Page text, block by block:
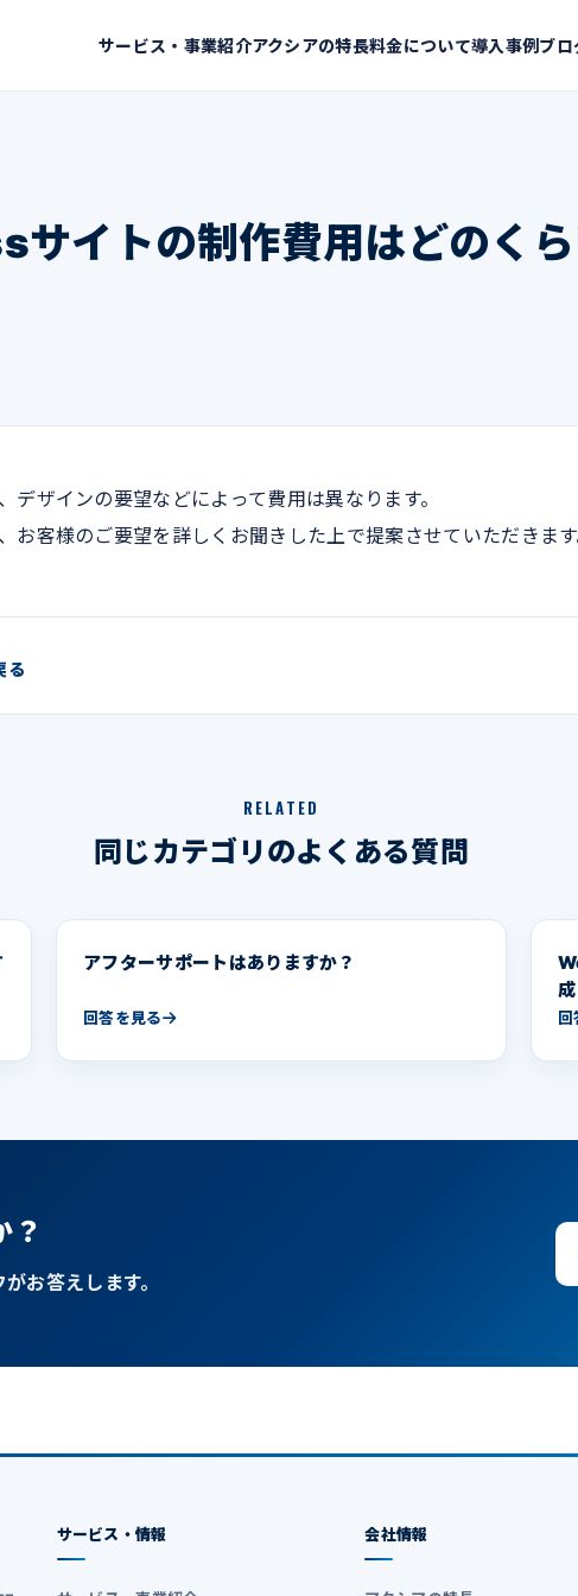
サービス・事業紹介アクシアの特長料金について導入事例 ブロ
イトの制作費用はどのくら
デザインの要望などによって費用は異なります。
お客様のご要望を詳しくお聞きした上で提案させていただきます
る
RELATED
同じカテゴリのよくある質問
アフターサポートはありますか？
回答を見る
？
お答えします。
サービス・情報 会社情報